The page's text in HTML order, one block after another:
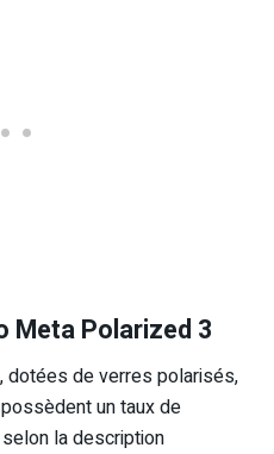
Meta Polarized 3
dotées de verres polarisés,
un taux de
la description